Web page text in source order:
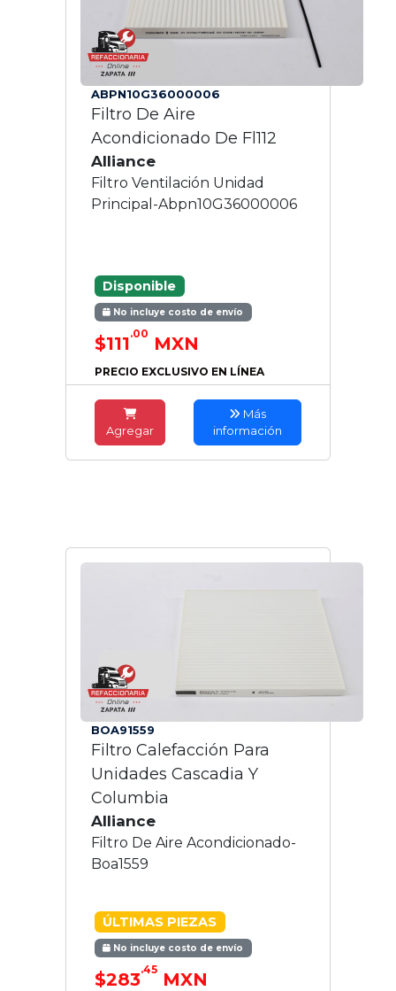
ABPN10G36000006
Filtro De Aire
Acondicionado De Fl112
Alliance
Filtro Ventilación Unidad
Principal-Abpn10G36000006
Disponible
No incluye costo de envío
$111.00 MXN
PRECIO EXCLUSIVO EN LÍNEA
Agregar
Más
información
BOA91559
Filtro Calefacción Para
Unidades Cascadia Y
Columbia
Alliance
Filtro De Aire Acondicionado-
Boa1559
ÚLTIMAS PIEZAS
No incluye costo de envío
$283.45 MXN